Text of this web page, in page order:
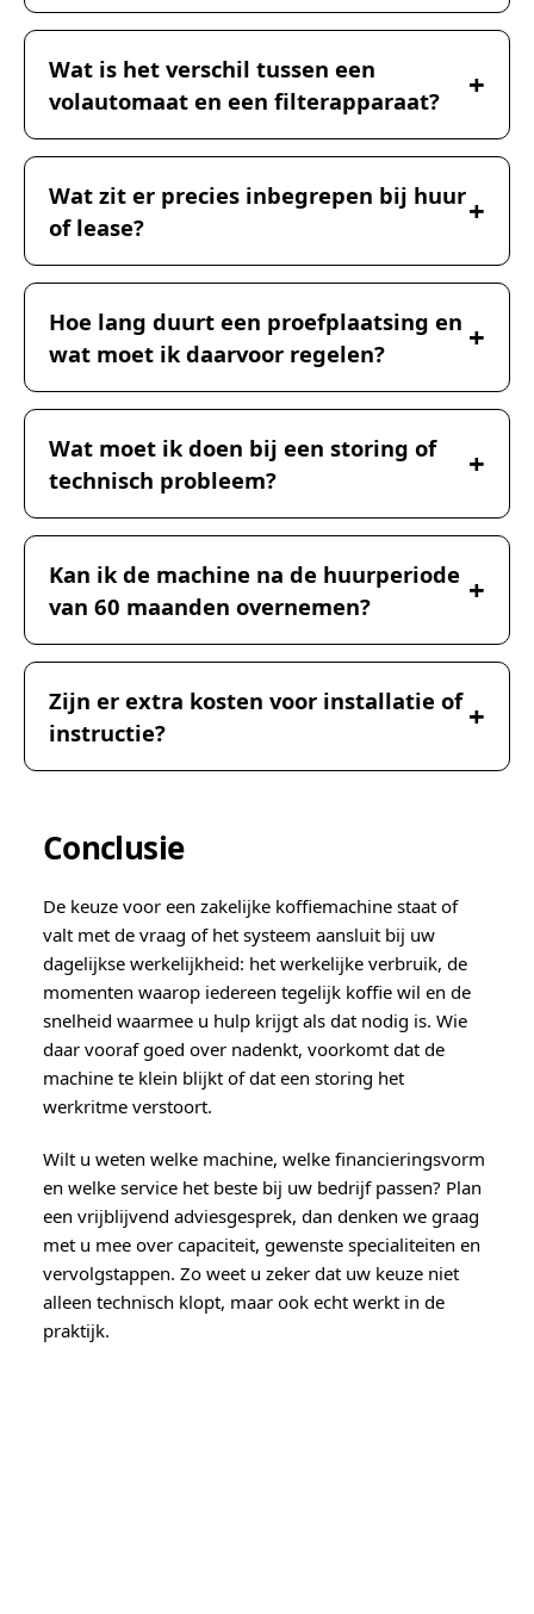
Wat is het verschil tussen een
volautomaat en een filterapparaat?
Wat zit er precies inbegrepen bij huur
of lease?
Hoe lang duurt een proefplaatsing en
wat moet ik daarvoor regelen?
Wat moet ik doen bij een storing of
technisch probleem?
Kan ik de machine na de huurperiode
van 60 maanden overnemen?
Zijn er extra kosten voor installatie of
instructie?
Conclusie
De keuze voor een zakelijke koffiemachine staat of
valt met de vraag of het systeem aansluit bij uw
dagelijkse werkelijkheid: het werkelijke verbruik, de
momenten waarop iedereen tegelijk koffie wil en de
snelheid waarmee u hulp krijgt als dat nodig is. Wie
daar vooraf goed over nadenkt, voorkomt dat de
machine te klein blijkt of dat een storing het
werkritme verstoort.
Wilt u weten welke machine, welke financieringsvorm
en welke service het beste bij uw bedrijf passen? Plan
een vrijblijvend adviesgesprek, dan denken we graag
met u mee over capaciteit, gewenste specialiteiten en
vervolgstappen. Zo weet u zeker dat uw keuze niet
alleen technisch klopt, maar ook echt werkt in de
praktijk.